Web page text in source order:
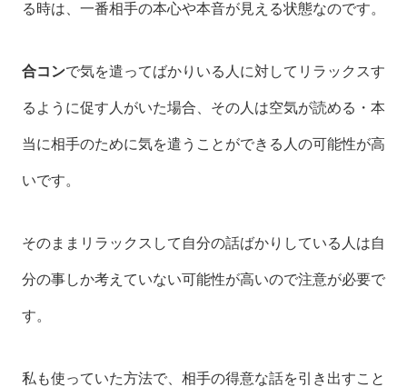
る時は、一番相手の本心や本音が見える状態なのです。
合コンで気を遣ってばかりいる人に対してリラックスす
るように促す人がいた場合、その人は空気が読める・本
当に相手のために気を遣うことができる人の可能性が高
いです。
そのままリラックスして自分の話ばかりしている人は自
分の事しか考えていない可能性が高いので注意が必要で
す。
私も使っていた方法で、相手の得意な話を引き出すこと